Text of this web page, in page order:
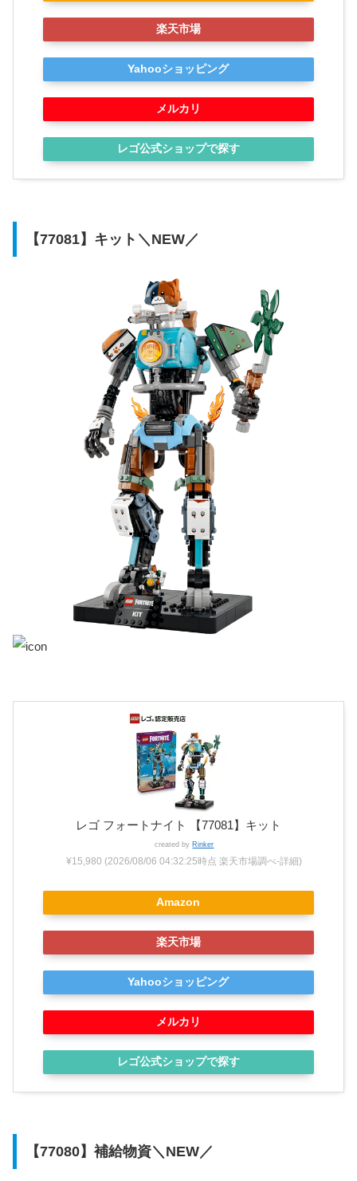
楽天市場
Yahooショッピング
メルカリ
レゴ公式ショップで探す
【77081】キット＼NEW／
レゴ フォートナイト 【77081】キット
created by Rinker
¥15,980 (2026/08/06 04:32:25時点 楽天市場調べ-詳細)
Amazon
楽天市場
Yahooショッピング
メルカリ
レゴ公式ショップで探す
【77080】補給物資＼NEW／